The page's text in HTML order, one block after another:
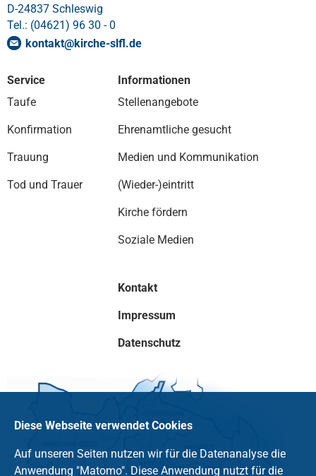
D-24837 Schleswig
Tel.: (04621) 96 30 - 0
kontakt@kirche-slfl.de
Service
Taufe
Konfirmation
Trauung
Tod und Trauer
Informationen
Stellenangebote
Ehrenamtliche gesucht
Medien und Kommunikation
(Wieder-)eintritt
Kirche fördern
Soziale Medien
Kontakt
Impressum
Datenschutz
Diese Webseite verwendet Cookies
Auf unseren Seiten nutzen wir für die Datenanalyse die
Anwendung "Matomo". Diese Anwendung nutzt für die